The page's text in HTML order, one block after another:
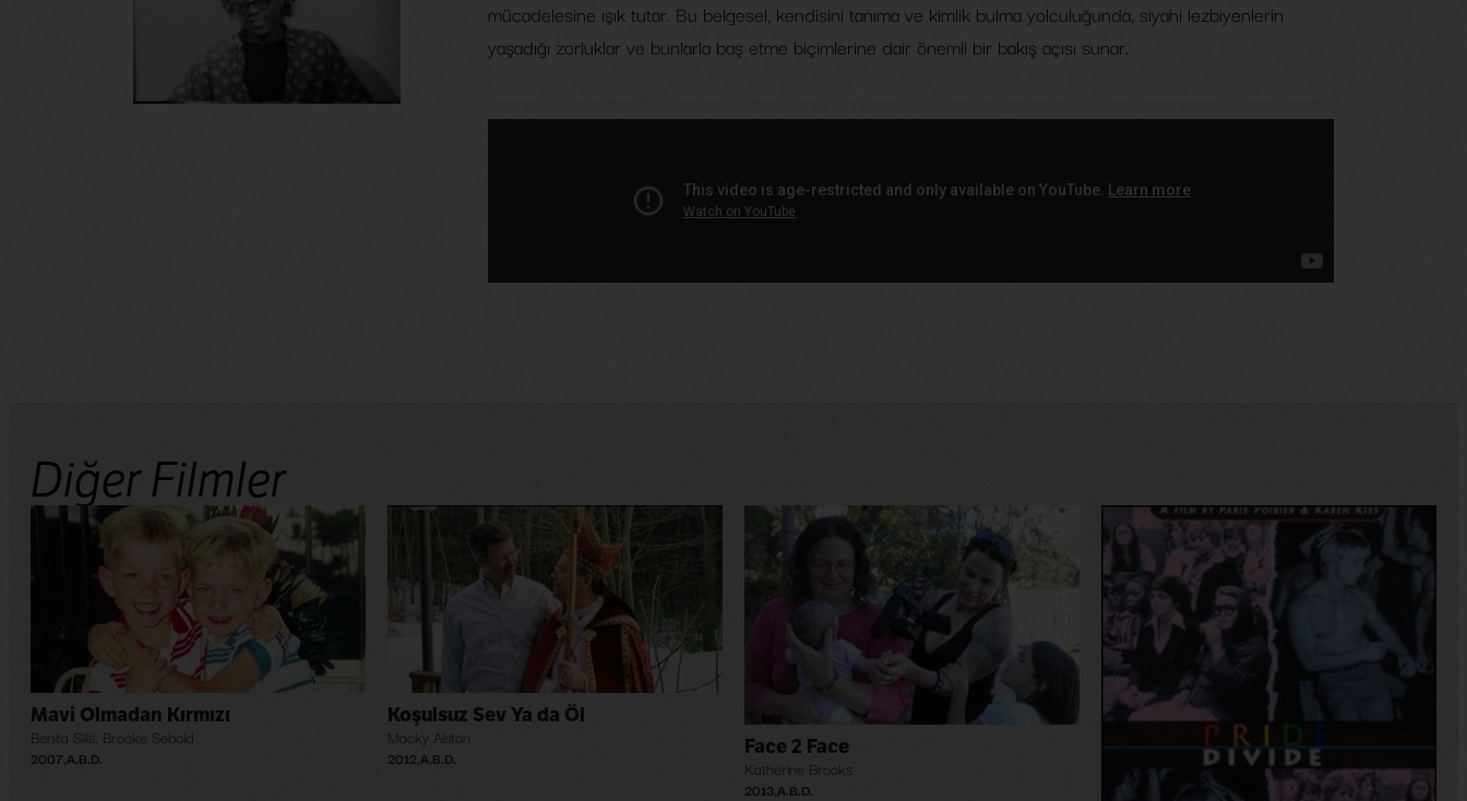
mücadelesine ışık tutar. Bu belgesel, kendisini tanıma ve kimlik bulma yolculuğunda, siyahi lezbiyenlerin
yaşadığı zorluklar ve bunlarla baş etme biçimlerine dair önemli bir bakış açısı sunar.
Diğer Filmler
Mavi Olmadan Kırmızı
Benita Sills, Brooke Sebold
2007,A.B.D.
Koşulsuz Sev Ya da Öl
Macky Alston
2012,A.B.D.
Face 2 Face
Katherine Brooks
2013,A.B.D.